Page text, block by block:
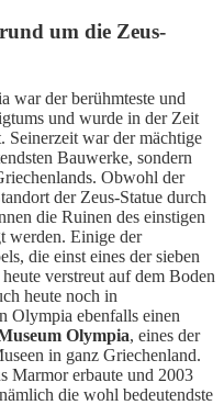
um die Zeus-
war der berühmteste und
und wurde in der Zeit
Seinerzeit war der mächtige
Bauwerke, sondern
Obwohl der
der Zeus-Statue durch
die Ruinen des einstigen
werden. Einige der
die einst eines der sieben
verstreut auf dem Boden
heute noch in
Olympia ebenfalls einen
Olympia, eines der
in ganz Griechenland.
Marmor erbaute und 2003
die wohl bedeutendste